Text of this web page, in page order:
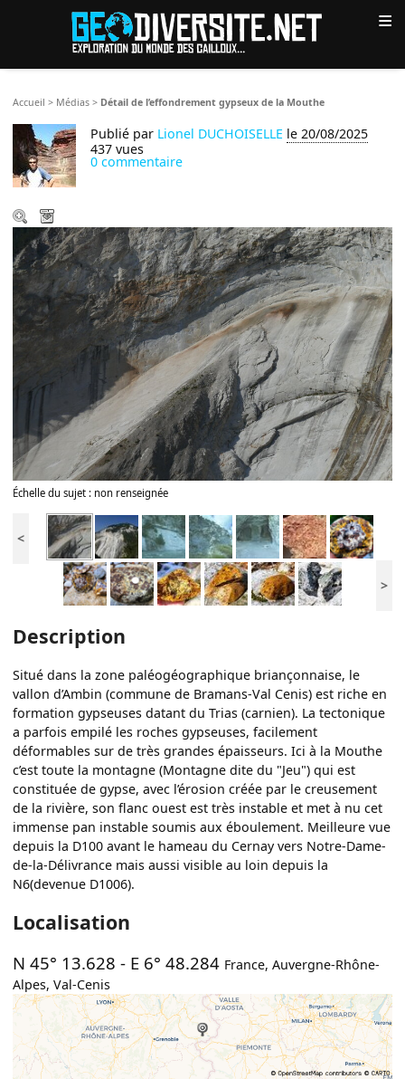
≡
Accueil > Médias > Détail de l’effondrement gypseux de la Mouthe
Publié par Lionel DUCHOISELLE le 20/08/2025
437 vues
0 commentaire
Échelle du sujet : non renseignée
<
>
Description
Situé dans la zone paléogéographique briançonnaise, le
vallon d’Ambin (commune de Bramans-Val Cenis) est riche en
formation gypseuses datant du Trias (carnien). La tectonique
a parfois empilé les roches gypseuses, facilement
déformables sur de très grandes épaisseurs. Ici à la Mouthe
c’est toute la montagne (Montagne dite du "Jeu") qui est
constituée de gypse, avec l’érosion créée par le creusement
de la rivière, son flanc ouest est très instable et met à nu cet
immense pan instable soumis aux éboulement. Meilleure vue
depuis la D100 avant le hameau du Cernay vers Notre-Dame-
de-la-Délivrance mais aussi visible au loin depuis la
N6(devenue D1006).
Localisation
N 45° 13.628 - E 6° 48.284 France,Auvergne-Rhône-
Alpes,Val-Cenis